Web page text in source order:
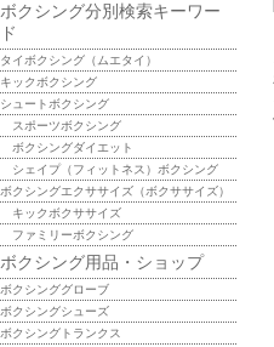
ボクシング分別検索キーワー
ド
タイボクシング（ムエタイ）
キックボクシング
シュートボクシング
スポーツボクシング
ボクシングダイエット
シェイプ（フィットネス）ボクシング
ボクシングエクササイズ（ボクササイズ）
キックボクササイズ
ファミリーボクシング
ボクシング用品・ショップ
ボクシンググローブ
ボクシングシューズ
ボクシングトランクス